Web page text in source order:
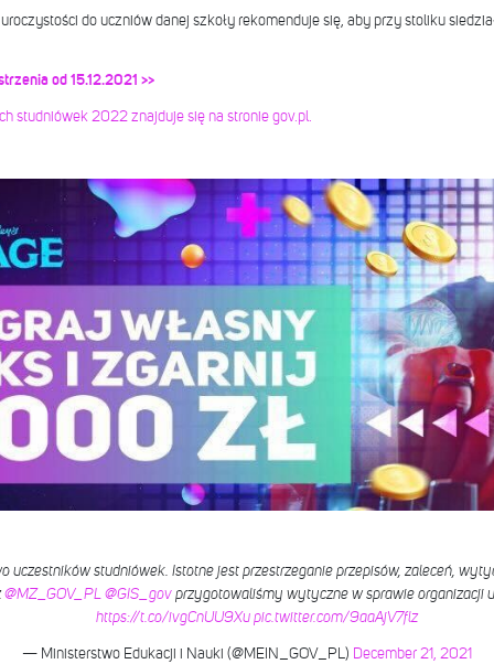
do uczniów danej szkoły rekomenduje się, aby przy stoliku
od 15.12.2021 >>
studniówek 2022 znajduje się na stronie gov.pl.
uczestników studniówek. Istotne jest przestrzeganie przepisów, zaleceń,
@MZ_GOV_PL @GIS_gov przygotowaliśmy wytyczne w sprawie organizacji
https://t.co/ivgCnUU9Xu pic.twitter.com/9aaAjV7flz
— Ministerstwo Edukacji i Nauki (@MEIN_GOV_PL) December 21, 2021